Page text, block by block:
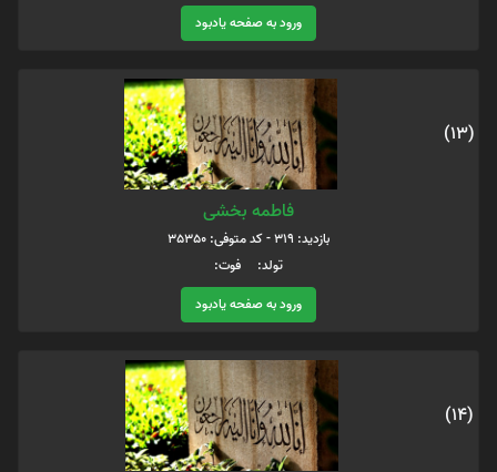
ورود به صفحه یادبود
(13)
فاطمه بخشی
بازدید: 319 - کد متوفی: 35350
تولد: فوت:
ورود به صفحه یادبود
(14)